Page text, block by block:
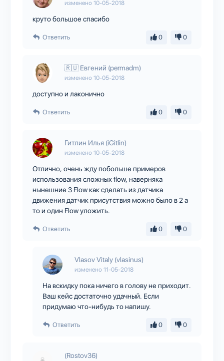
изменено 10-05-2018
круто большое спасибо
Ответить 0 0
🇷🇺 Евгений (permadm)
изменено 10-05-2018
доступно и лаконично
Ответить 0 0
Гитлин Илья (iGitlin)
изменено 10-05-2018
Отлично, очень жду побольше примеров
использования сложных flow, наверняка
нынешние 3 Flow как сделать из датчика
движения датчик присутствия можно было в 2 а
то и один Flow уложить.
Ответить 0 0
Vlasov Vitaly (vlasinus)
изменено 11-05-2018
На вскидку пока ничего в голову не приходит.
Ваш кейс достаточно удачный. Если
придумаю что-нибудь то напишу.
Ответить 0 0
(Rostov36)